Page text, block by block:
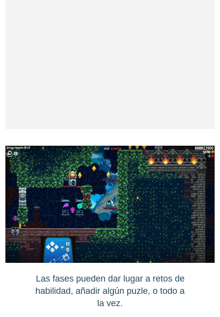
Las fases pueden dar lugar a retos de
habilidad, añadir algún puzle, o todo a
la vez.